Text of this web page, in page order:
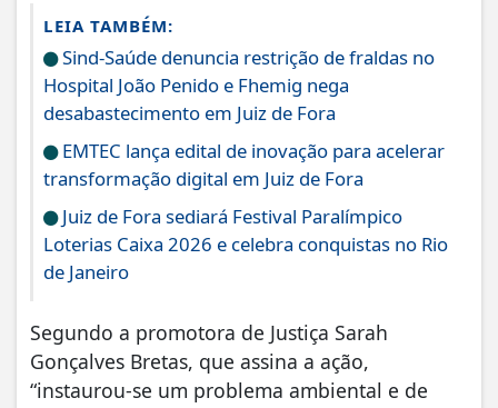
LEIA TAMBÉM:
Sind-Saúde denuncia restrição de fraldas no
Hospital João Penido e Fhemig nega
desabastecimento em Juiz de Fora
EMTEC lança edital de inovação para acelerar
transformação digital em Juiz de Fora
Juiz de Fora sediará Festival Paralímpico
Loterias Caixa 2026 e celebra conquistas no Rio
de Janeiro
Segundo a promotora de Justiça Sarah
Gonçalves Bretas, que assina a ação,
“instaurou-se um problema ambiental e de